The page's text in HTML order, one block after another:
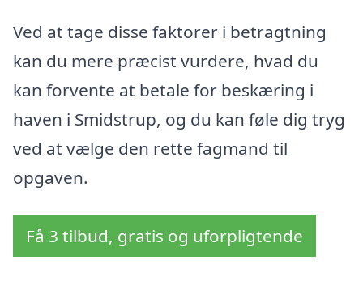
Ved at tage disse faktorer i betragtning
kan du mere præcist vurdere, hvad du
kan forvente at betale for beskæring i
haven i Smidstrup, og du kan føle dig tryg
ved at vælge den rette fagmand til
opgaven.
Få 3 tilbud, gratis og uforpligtende